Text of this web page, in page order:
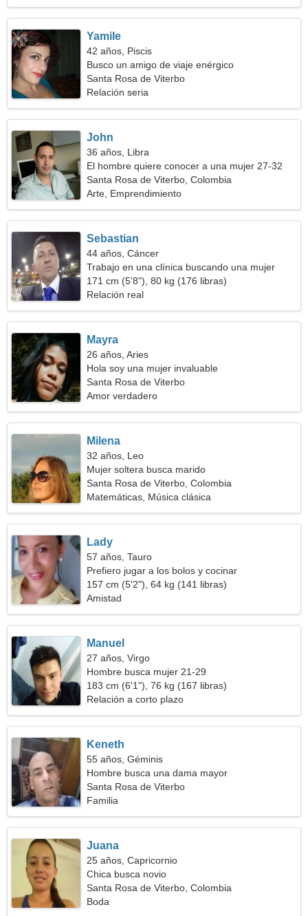
Yamile
42 años, Piscis
Busco un amigo de viaje enérgico
Santa Rosa de Viterbo
Relación seria
John
36 años, Libra
El hombre quiere conocer a una mujer 27-32
Santa Rosa de Viterbo, Colombia
Arte, Emprendimiento
Sebastian
44 años, Cáncer
Trabajo en una clínica buscando una mujer
ardiente
171 cm (5'8"), 80 kg (176 libras)
Relación real
Mayra
26 años, Aries
Hola soy una mujer invaluable
Santa Rosa de Viterbo
Amor verdadero
Milena
32 años, Leo
Mujer soltera busca marido
Santa Rosa de Viterbo, Colombia
Matemáticas, Música clásica
Lady
57 años, Tauro
Prefiero jugar a los bolos y cocinar
157 cm (5'2"), 64 kg (141 libras)
Amistad
Manuel
27 años, Virgo
Hombre busca mujer 21-29
183 cm (6'1"), 76 kg (167 libras)
Relación a corto plazo
Keneth
55 años, Géminis
Hombre busca una dama mayor
Santa Rosa de Viterbo
Familia
Juana
25 años, Capricornio
Chica busca novio
Santa Rosa de Viterbo, Colombia
Boda